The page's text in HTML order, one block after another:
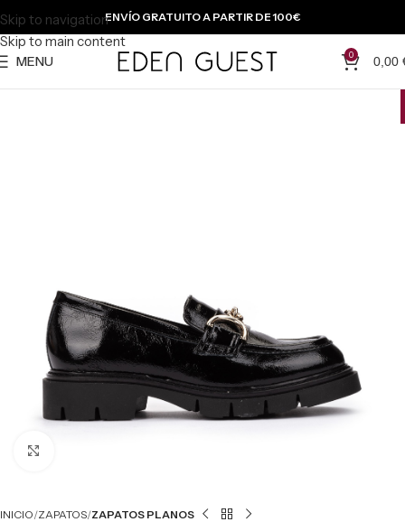
Skip to navigation
Skip to main content
ENVÍO GRATUITO A PARTIR DE 100€
MENU 0 0,00
INICIO ZAPATOS ZAPATOS PLANOS